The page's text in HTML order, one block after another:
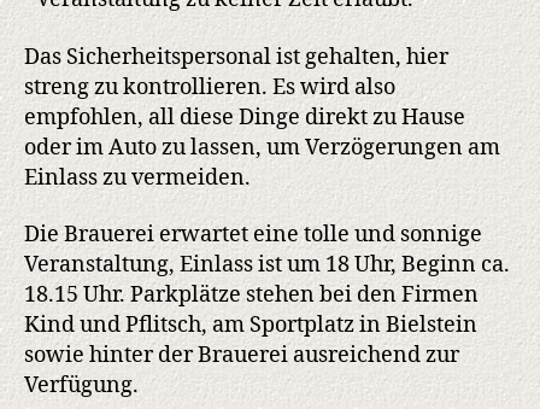
Das Sicherheitspersonal ist gehalten, hier
streng zu kontrollieren. Es wird also
empfohlen, all diese Dinge direkt zu Hause
oder im Auto zu lassen, um Verzögerungen am
Einlass zu vermeiden.
Die Brauerei erwartet eine tolle und sonnige
Veranstaltung, Einlass ist um 18 Uhr, Beginn ca.
18.15 Uhr. Parkplätze stehen bei den Firmen
Kind und Pflitsch, am Sportplatz in Bielstein
sowie hinter der Brauerei ausreichend zur
Verfügung.